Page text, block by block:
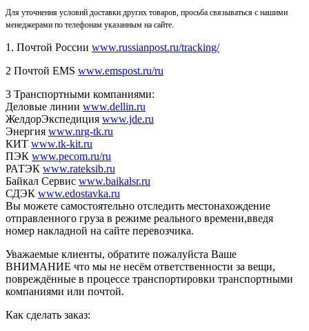
Для уточнения условий доставки других товаров, просьба связываться с нашими
менеджерами по телефонам указанным на сайте.
1. Почтой России www.russianpost.ru/tracking/
2 Почтой EMS www.emspost.ru/ru
3 Транспортными компаниями:
Деловые линии www.dellin.ru
ЖелдорЭкспедиция www.jde.ru
Энергия www.nrg-tk.ru
КИТ www.tk-kit.ru
ПЭК www.pecom.ru/ru
РАТЭК www.rateksib.ru
Байкал Сервис www.baikalsr.ru
СДЭК www.edostavka.ru
Вы можете самостоятельно отследить местонахождение
отправленного груза в режиме реального времени,введя
номер накладной на сайте перевозчика.
Уважаемые клиенты, обратите пожалуйста Ваше
ВНИМАНИЕ что мы не несём ответственности за вещи,
повреждённые в процессе транспортировки транспортными
компаниями или почтой.
Как сделать заказ: